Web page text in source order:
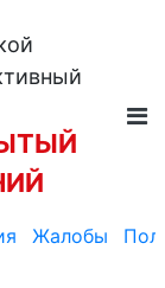
Жалобы